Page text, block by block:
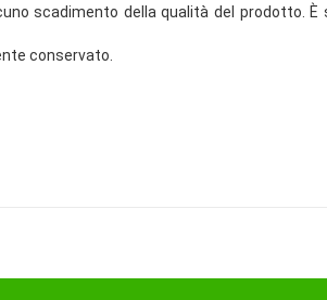
scadimento della qualità del prodotto.
conservato.